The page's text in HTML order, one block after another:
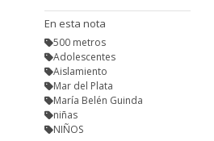
En esta nota
500 metros
Adolescentes
Aislamiento
Mar del Plata
María Belén Guinda
niñas
NIÑOS